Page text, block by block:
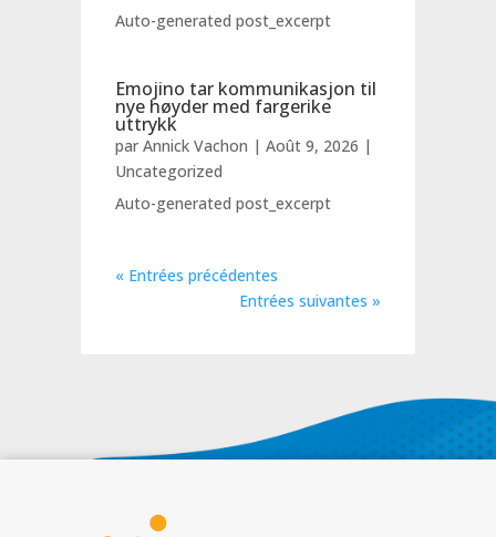
Auto-generated post_excerpt
Emojino tar kommunikasjon til
nye høyder med fargerike
uttrykk
par Annick Vachon | Août 9, 2026 |
Uncategorized
Auto-generated post_excerpt
« Entrées précédentes
Entrées suivantes »